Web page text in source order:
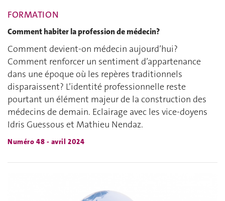
FORMATION
Comment habiter la profession de médecin?
Comment devient-on médecin aujourd’hui?
Comment renforcer un sentiment d’appartenance
dans une époque où les repères traditionnels
disparaissent? L’identité professionnelle reste
pourtant un élément majeur de la construction des
médecins de demain. Eclairage avec les vice-doyens
Idris Guessous et Mathieu Nendaz.
Numéro 48 - avril 2024